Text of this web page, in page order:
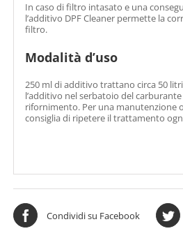
In caso di filtro intasato e una
l’additivo DPF Cleaner permette la
filtro.
Modalità d’uso
250 ml di additivo trattano circa 50
l’additivo nel serbatoio del
rifornimento. Per una manutenzione
consiglia di ripetere il trattamento
Condividi su Facebook